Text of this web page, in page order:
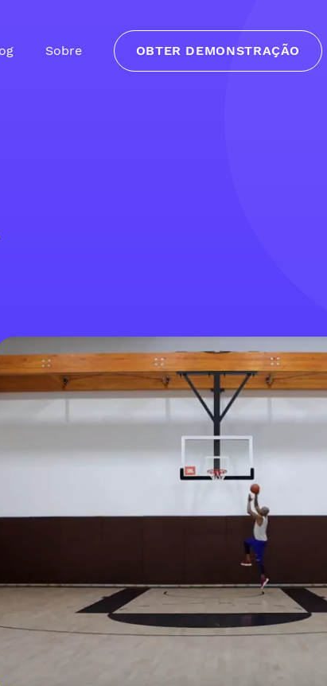
Sobre OBTER DEMONSTRAÇÃO